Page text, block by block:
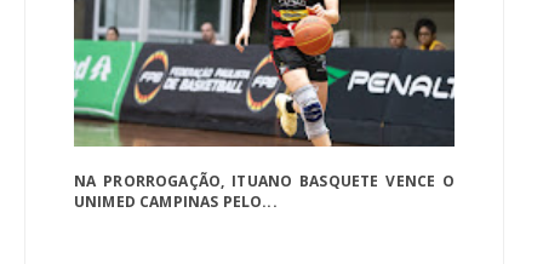
NA PRORROGAÇÃO, ITUANO BASQUETE VENCE O
UNIMED CAMPINAS PELO...